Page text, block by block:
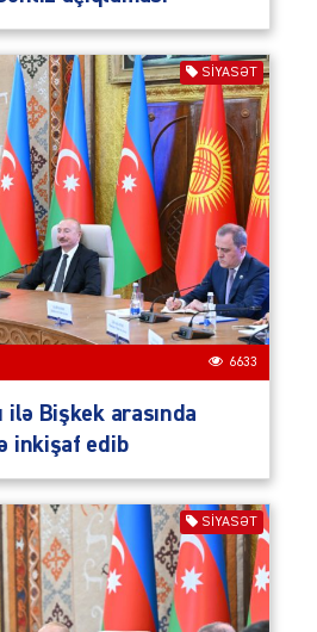
SIYASƏT
6633
ilə Bişkek arasında
inkişaf edib
SIYASƏT